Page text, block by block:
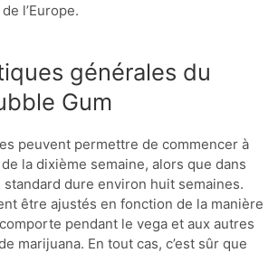
l’Europe.
générales du
Gum
peuvent permettre de commencer à
la dixième semaine, alors que dans
dure environ huit semaines.
être ajustés en fonction de la manière
pendant le vega et aux autres
marijuana. En tout cas, c’est sûr que